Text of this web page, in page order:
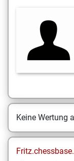
Keine Wertung